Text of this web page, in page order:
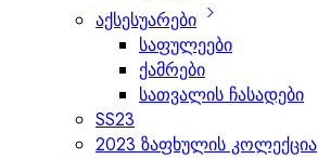
აქსესუარები
საფულეები
ქამრები
სათვალის ჩასადები
SS23
2023 ზაფხულის კოლექცია